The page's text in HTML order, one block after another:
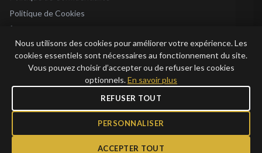
Politique de Cookies
À Propos
Blog
Bijoux en Vogue SAS · SIRET 915 286 975 00015 · RCS Antibes · TVA FR69 915
Nous utilisons des cookies pour améliorer votre expérience. Les
cookies essentiels sont nécessaires au fonctionnement du site.
Vous pouvez choisir d’accepter ou de refuser les cookies
optionnels.En savoir plus
REFUSER TOUT
PERSONNALISER
ACCEPTER TOUT